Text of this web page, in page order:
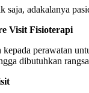
saja, adakalanya
Visit Fisioterapi
perawatan
dibutuhkan